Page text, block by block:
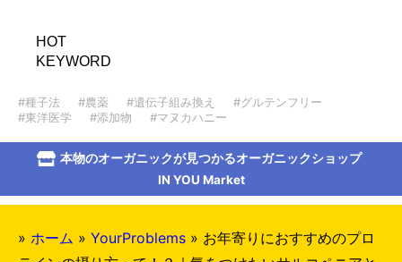
HOT
KEYWORD
#種子法 #農薬 #遺伝子組み換え
#グルテンフリー
#東洋医学
#添加物 #マヌカハニー
本物のオーガニックが見つかるオーガニックショップ
IN YOU Market
» ホーム » YourProblems » お年寄りにおすすめのプロ